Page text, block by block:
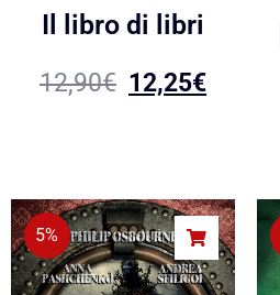
Il libro di libri
12,90€ 12,25€
5%